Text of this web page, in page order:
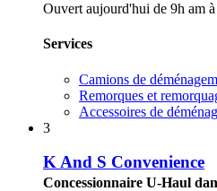
Ouvert aujourd'hui de 9h am
Services
Camions de
Remorques et
Accessoires de
3
K And S Convenience
Concessionnaire U-Haul